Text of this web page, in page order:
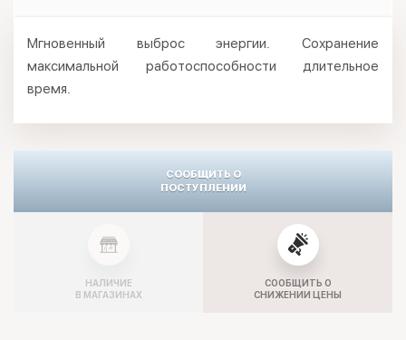
Мгновенный выброс энергии. Сохранение
максимальной работоспособности длительное
время.
СООБЩИТЬ О
ПОСТУПЛЕНИИ
НАЛИЧИЕ
В МАГАЗИНАХ
СООБЩИТЬ О
СНИЖЕНИИ ЦЕНЫ